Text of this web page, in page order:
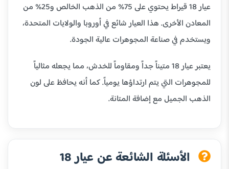
عيار 18 قيراط يحتوي على 75% من الذهب الخالص و25% من
المعادن الأخرى. هذا العيار شائع في أوروبا والولايات المتحدة،
ويستخدم في صناعة المجوهرات عالية الجودة.
يعتبر عيار 18 متيناً جداً ومقاوماً للخدش، مما يجعله مثالياً
للمجوهرات التي يتم ارتداؤها يومياً. كما أنه يحافظ على لون
الذهب الجميل مع إضافة المتانة.
الأسئلة الشائعة عن عيار 18